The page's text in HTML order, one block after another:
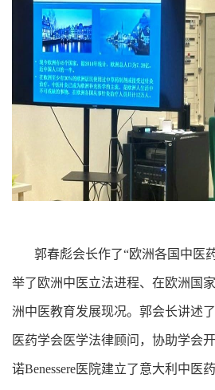
郭春彪会长作了“欧洲各国中医药
举了欧洲中医立法进程、在欧洲国
洲中医教育发展现况。郭会长讲述
医药学会医学法律顾问，协助学会
诺Benessere医院建立了意大利中医